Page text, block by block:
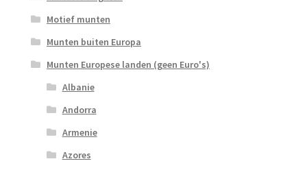
Motief munten
Munten buiten Europa
Munten Europese landen (geen Euro's)
Albanie
Andorra
Armenie
Azores